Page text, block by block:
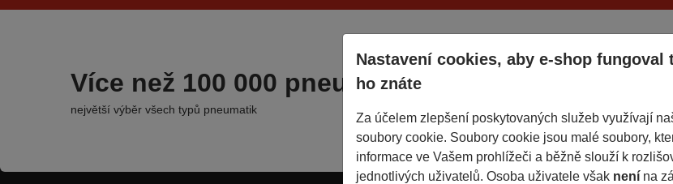
Nastavení cookies, aby e-shop fungoval
ho znáte
Za účelem zlepšení poskytovaných služeb využívají
soubory cookie. Soubory cookie jsou malé soubory,
informace ve Vašem prohlížeči a běžně slouží k
jednotlivých uživatelů. Osoba uživatele však není na
Více než 100 000 pneumatik
největší výběr všech typů pneumatik